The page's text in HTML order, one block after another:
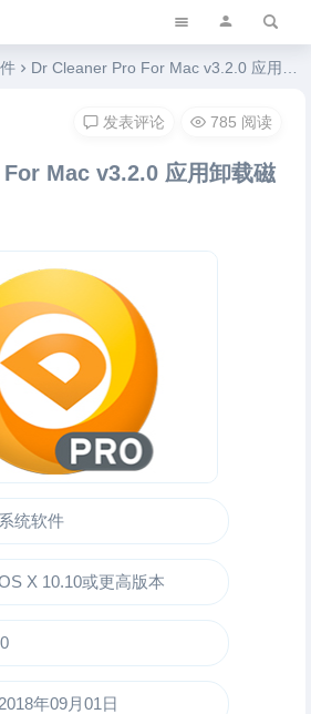
Dr Cleaner Pro For Mac v3.2.0 应用卸载磁盘清理工具
Mac v3.2.0 应用卸载磁
系统软件
X 10.10或更高版本
2018年09月01日
发表评论 785 阅读